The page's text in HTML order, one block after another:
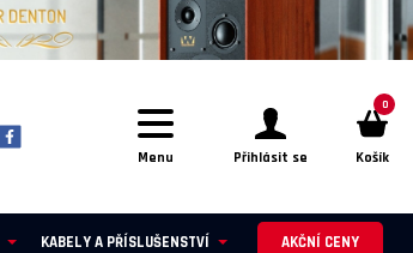
Menu Přihlásit se
0
Košík
KABELY A PŘÍSLUŠENSTVÍ AKČNÍ CENY